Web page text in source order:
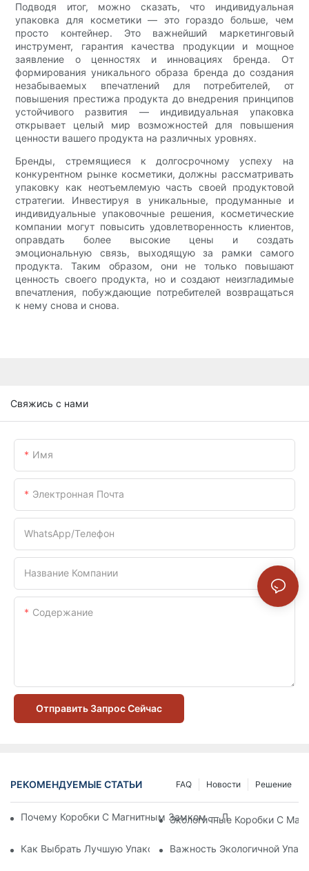
Подводя итог, можно сказать, что индивидуальная
упаковка для косметики — это гораздо больше, чем
просто контейнер. Это важнейший маркетинговый
инструмент, гарантия качества продукции и мощное
заявление о ценностях и инновациях бренда. От
формирования уникального образа бренда до создания
незабываемых впечатлений для потребителей, от
повышения престижа продукта до внедрения принципов
устойчивого развития — индивидуальная упаковка
открывает целый мир возможностей для повышения
ценности вашего продукта на различных уровнях.
Бренды, стремящиеся к долгосрочному успеху на
конкурентном рынке косметики, должны рассматривать
упаковку как неотъемлемую часть своей продуктовой
стратегии. Инвестируя в уникальные, продуманные и
индивидуальные упаковочные решения, косметические
компании могут повысить удовлетворенность клиентов,
оправдать более высокие цены и создать
эмоциональную связь, выходящую за рамки самого
продукта. Таким образом, они не только повышают
ценность своего продукта, но и создают неизгладимые
впечатления, побуждающие потребителей возвращаться
к нему снова и снова.
Свяжись с нами
Имя
Электронная Почта
WhatsApp/телефон
Название Компании
Содержание
Отправить Запрос Сейчас
РЕКОМЕНДУЕМЫЕ СТАТЬИ Решение
Новости
FAQ
Почему Коробки С Магнитным Замком — Лучший Выбор
Экологичные Коробки С
Как Выбрать Лучшую Упаковку Для Средств По Уходу За
Важность Экологичной